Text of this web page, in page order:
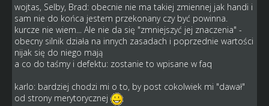
wojtas, Selby, Brad: obecnie nie ma takiej zmiennej jak handi i
sam nie do końca jestem przekonany czy być powinna.
kurcze nie wiem... Ale nie da się "zmniejszyć jej znaczenia" -
obecny silnik działa na innych zasadach i poprzednie wartości
nijak się do niego mają
a co do taśmy i defektu: zostanie to wpisane w faq
karlo: bardziej chodzi mi o to, by post cokolwiek mi "dawał"
od strony merytorycznej